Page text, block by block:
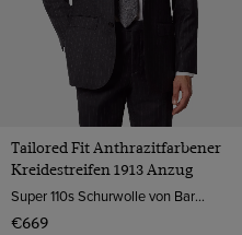
Tailored Fit Anthrazitfarbener
Kreidestreifen 1913 Anzug
Super 110s Schurwolle von Barberis, Italien
€669